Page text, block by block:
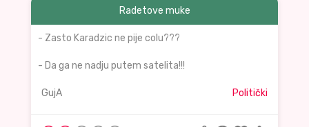
Radetove muke
- Zasto Karadzic ne pije colu???
- Da ga ne nadju putem satelita!!!
GujA Politički